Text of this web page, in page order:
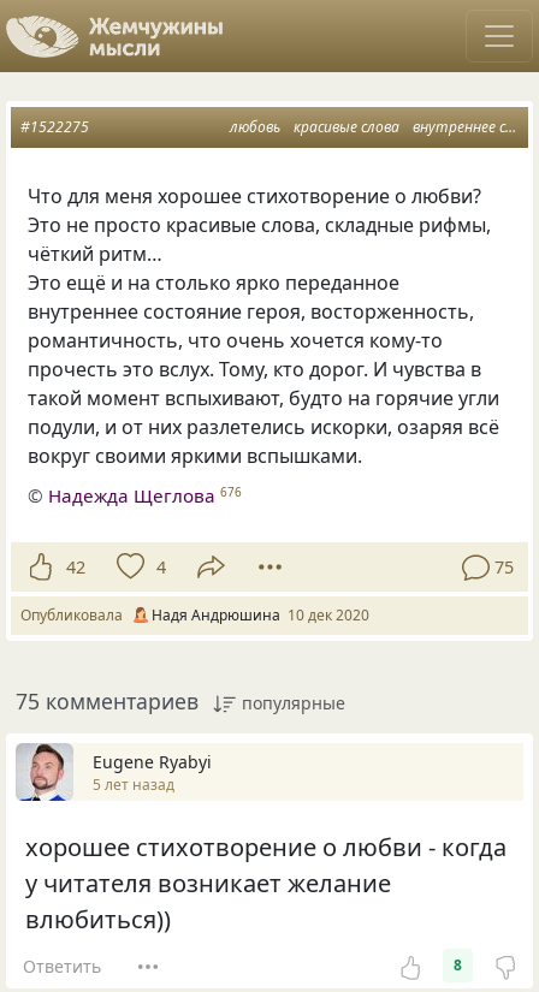
любовь красивые слова внутреннее состояние
#1522275
Что для меня хорошее стихотворение о любви?
Это не просто красивые слова, складные рифмы,
чёткий ритм…
Это ещё и на столько ярко переданное
внутреннее состояние героя, восторженность,
романтичность, что очень хочется кому-то
прочесть это вслух. Тому, кто дорог. И чувства в
такой момент вспыхивают, будто на горячие угли
подули, и от них разлетелись искорки, озаряя всё
вокруг своими яркими вспышками.
© Надежда Щеглова 676
42 4 75
Опубликовала Надя Андрюшина 10 дек 2020
75 комментариев популярные
Eugene Ryabyi
5 лет назад
хорошее стихотворение о любви - когда
у читателя возникает желание
влюбиться))
Ответить 8